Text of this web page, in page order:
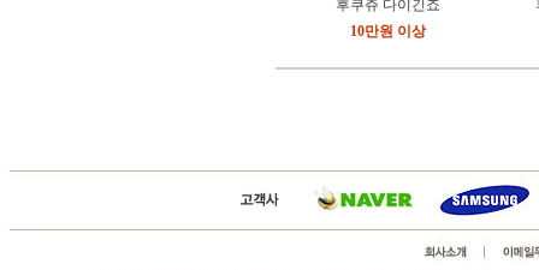
후쿠쥬 다이긴죠
10만원 이상